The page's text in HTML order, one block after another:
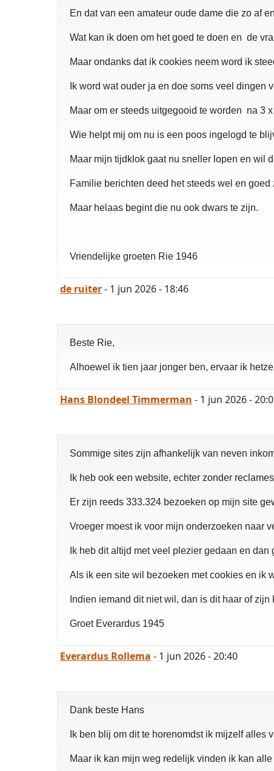
En dat van een amateur oude dame die zo af
Wat kan ik doen om het goed te doen en de
Maar ondanks dat ik cookies neem word ik
Ik word wat ouder ja en doe soms veel dingen
Maar om er steeds uitgegooid te worden na 3
Wie helpt mij om nu is een poos ingelogd te
Maar mijn tijdklok gaat nu sneller lopen en wil
Familie berichten deed het steeds wel en
Maar helaas begint die nu ook dwars te zijn.
Vriendelijke groeten Rie 1946
de ruiter- 1 jun 2026 - 18:46
Beste Rie,
Alhoewel ik tien jaar jonger ben, ervaar ik
Hans Blondeel Timmerman - 1 jun 2026 -
Sommige sites zijn afhankelijk van neven
Ik heb ook een website, echter zonder
Er zijn reeds 333.324 bezoeken op mijn site
Vroeger moest ik voor mijn onderzoeken naar
Ik heb dit altijd met veel plezier gedaan en
Als ik een site wil bezoeken met cookies en ik
Indien iemand dit niet wil, dan is dit haar of
Groet Everardus 1945
Everardus Rollema - 1 jun 2026 - 20:40
Dank beste Hans
Ik ben blij om dit te horenomdst ik mijzelf alles
Maar ik kan mijn weg redelijk vinden ik kan